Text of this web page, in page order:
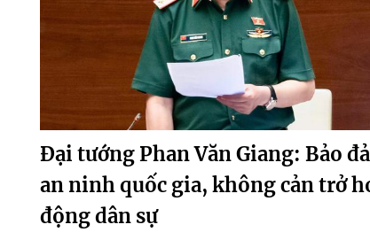
Đại tướng Phan Văn Giang: Bảo
an ninh quốc gia, không cản trở
động dân sự